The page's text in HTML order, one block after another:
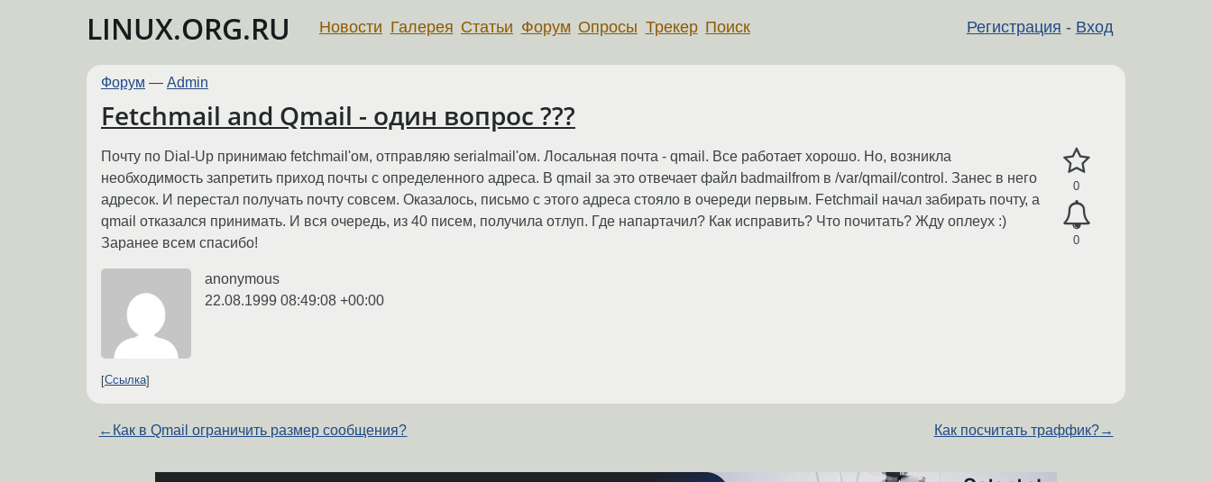
LINUX.ORG.RU Регистрация - Вход
Новости Галерея Статьи Форум Опросы Трекер Поиск
Форум — Admin
Fetchmail and Qmail - один вопрос ???
0
0
Почту по Dial-Up принимаю fetchmail'ом, отправляю serialmail'ом. Лосальная почта - qmail. Все работает хорошо. Но, возникла
необходимость запретить приход почты с определенного адреса. В qmail за это отвечает файл badmailfrom в /var/qmail/control. Занес в него
адресок. И перестал получать почту совсем. Оказалось, письмо с этого адреса стояло в очереди первым. Fetchmail начал забирать почту, а
qmail отказался принимать. И вся очередь, из 40 писем, получила отлуп. Где напартачил? Как исправить? Что почитать? Жду оплеух :)
Заранее всем спасибо!
anonymous
22.08.1999 08:49:08 +00:00
Ссылка
← Как в Qmail ограничить размер сообщения? Как посчитать траффик?→